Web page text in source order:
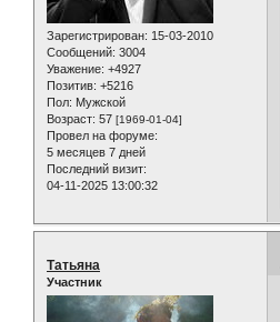
Зарегистрирован: 15-03-2010
Сообщений: 3004
Уважение: +4927
Позитив: +5216
Пол: Мужской
Возраст: 57 [1969-01-04]
Провел на форуме:
5 месяцев 7 дней
Последний визит:
04-11-2025 13:00:32
Татьяна
Участник